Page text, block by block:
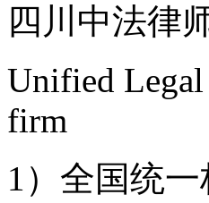
四川中法律
Unified Legal
firm
1）全国统